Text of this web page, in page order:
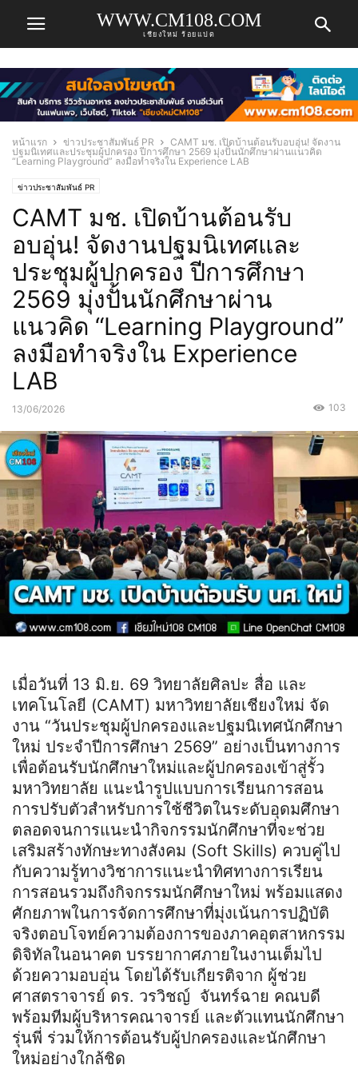
WWW.CM108.COM
เชียงใหม่ ร้อยแปด
หน้าแรก ข่าวประชาสัมพันธ์ PR
CAMT มช. เปิดบ้านต้อนรับอบอุ่น! จัดงาน
ปฐมนิเทศและประชุมผู้ปกครอง ปีการศึกษา 2569 มุ่งปั้นนักศึกษาผ่านแนวคิด
“Learning Playground” ลงมือทำจริงใน Experience LAB
ข่าวประชาสัมพันธ์ PR
CAMT มช. เปิดบ้านต้อนรับ
อบอุ่น! จัดงานปฐมนิเทศและ
ประชุมผู้ปกครอง ปีการศึกษา
2569 มุ่งปั้นนักศึกษาผ่าน
แนวคิด “Learning Playground”
ลงมือทำจริงใน Experience
LAB
13/06/2026 103
เมื่อวันที่ 13 มิ.ย. 69 วิทยาลัยศิลปะ สื่อ และ
เทคโนโลยี (CAMT) มหาวิทยาลัยเชียงใหม่ จัด
งาน “วันประชุมผู้ปกครองและปฐมนิเทศนักศึกษา
ใหม่ ประจำปีการศึกษา 2569” อย่างเป็นทางการ
เพื่อต้อนรับนักศึกษาใหม่และผู้ปกครองเข้าสู่รั้ว
มหาวิทยาลัย แนะนำรูปแบบการเรียนการสอน
การปรับตัวสำหรับการใช้ชีวิตในระดับอุดมศึกษา
ตลอดจนการแนะนำกิจกรรมนักศึกษาที่จะช่วย
เสริมสร้างทักษะทางสังคม (Soft Skills) ควบคู่ไป
กับความรู้ทางวิชาการแนะนำทิศทางการเรียน
การสอนรวมถึงกิจกรรมนักศึกษาใหม่ พร้อมแสดง
ศักยภาพในการจัดการศึกษาที่มุ่งเน้นการปฏิบัติ
จริงตอบโจทย์ความต้องการของภาคอุตสาหกรรม
ดิจิทัลในอนาคต บรรยากาศภายในงานเต็มไป
ด้วยความอบอุ่น โดยได้รับเกียรติจาก ผู้ช่วย
ศาสตราจารย์ ดร. วรวิชญ์ จันทร์ฉาย คณบดี
พร้อมทีมผู้บริหารคณาจารย์ และตัวแทนนักศึกษา
รุ่นพี่ ร่วมให้การต้อนรับผู้ปกครองและนักศึกษา
ใหม่อย่างใกล้ชิด